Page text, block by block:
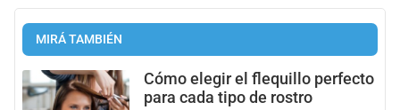
MIRÁ TAMBIÉN
Cómo elegir el flequillo perfecto
para cada tipo de rostro